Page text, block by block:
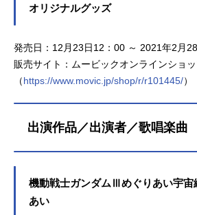
オリジナルグッズ
発売日：12月23日12：00 ～ 2021年2月
販売サイト：ムービックオンラインショ
（https://www.movic.jp/shop/r/r101445/）
出演作品／出演者／歌唱楽曲
機動戦士ガンダムⅢめぐりあい宇宙
あい